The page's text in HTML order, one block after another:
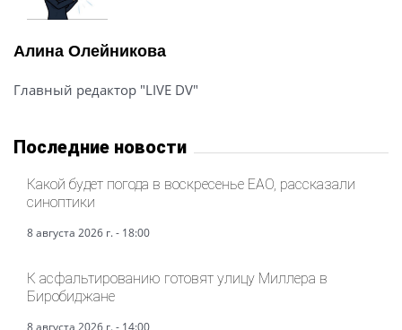
Алина Олейникова
Главный редактор "LIVE DV"
Последние новости
Какой будет погода в воскресенье ЕАО, рассказали
синоптики
8 августа 2026 г. - 18:00
К асфальтированию готовят улицу Миллера в
Биробиджане
8 августа 2026 г. - 14:00